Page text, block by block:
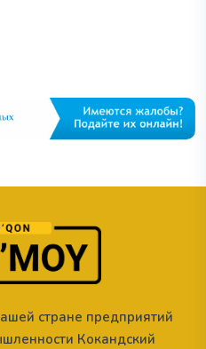
стране предприятий
Кокандский